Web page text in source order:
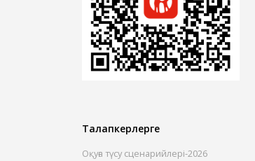
Талапкерлерге
Оқуға түсу сценарийлері-2026